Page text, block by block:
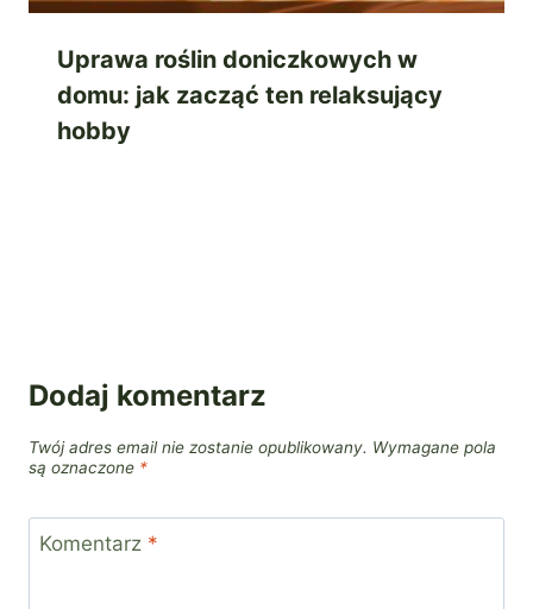
Uprawa roślin doniczkowych w
domu: jak zacząć ten relaksujący
hobby
Dodaj komentarz
Twój adres email nie zostanie opublikowany. Wymagane pola
są oznaczone *
Komentarz *